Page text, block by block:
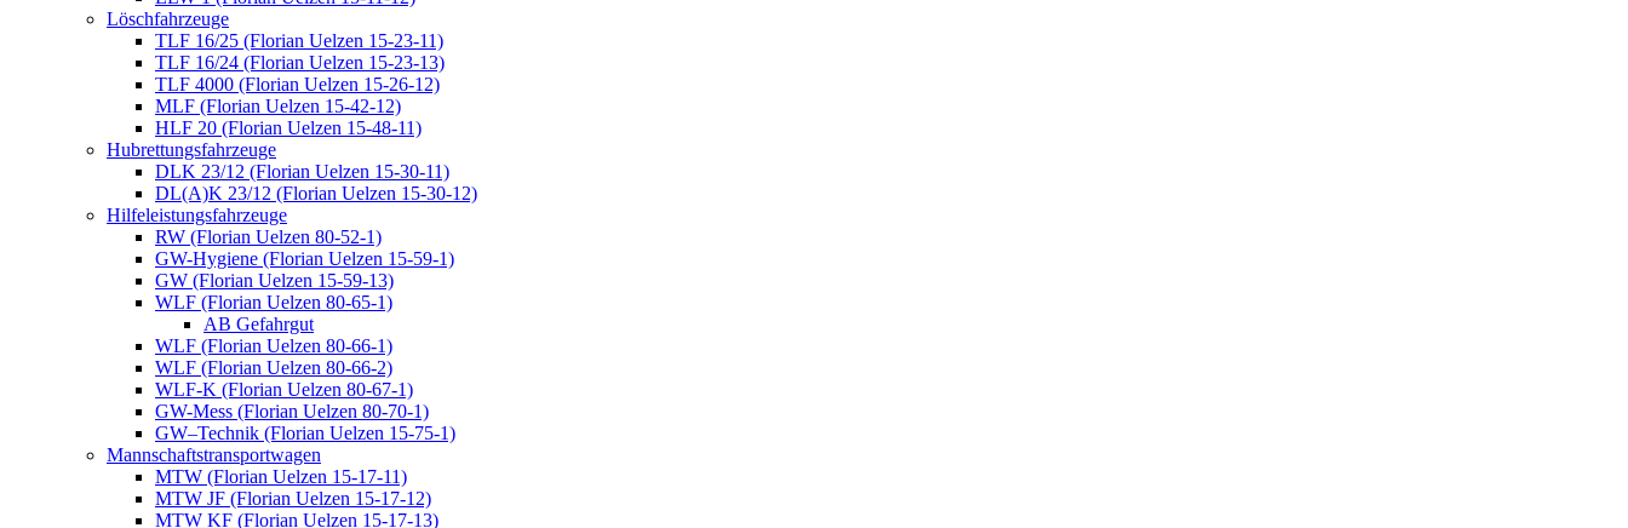
Löschfahrzeuge
TLF 16/25 (Florian Uelzen 15-23-11)
TLF 16/24 (Florian Uelzen 15-23-13)
TLF 4000 (Florian Uelzen 15-26-12)
MLF (Florian Uelzen 15-42-12)
HLF 20 (Florian Uelzen 15-48-11)
Hubrettungsfahrzeuge
DLK 23/12 (Florian Uelzen 15-30-11)
DL(A)K 23/12 (Florian Uelzen 15-30-12)
Hilfeleistungsfahrzeuge
RW (Florian Uelzen 80-52-1)
GW-Hygiene (Florian Uelzen 15-59-1)
GW (Florian Uelzen 15-59-13)
WLF (Florian Uelzen 80-65-1)
AB Gefahrgut
WLF (Florian Uelzen 80-66-1)
WLF (Florian Uelzen 80-66-2)
WLF-K (Florian Uelzen 80-67-1)
GW-Mess (Florian Uelzen 80-70-1)
GW–Technik (Florian Uelzen 15-75-1)
Mannschaftstransportwagen
MTW (Florian Uelzen 15-17-11)
MTW JF (Florian Uelzen 15-17-12)
MTW KF (Florian Uelzen 15-17-13)